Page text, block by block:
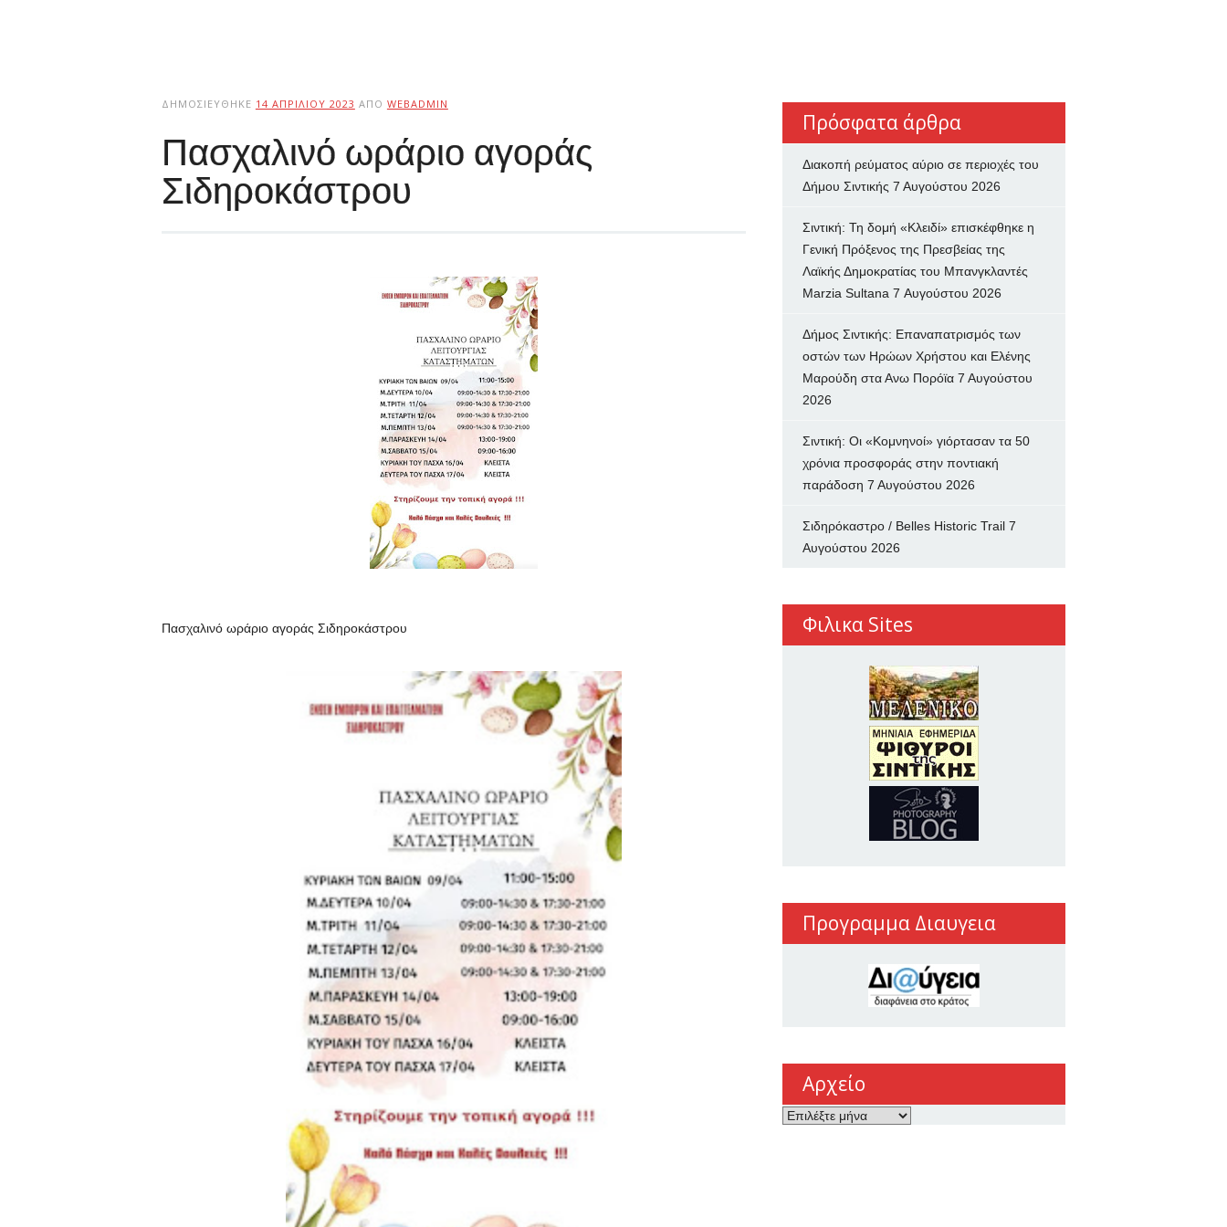
ΔΗΜΟΣΙΕΎΘΗΚΕ 14 ΑΠΡΙΛΊΟΥ 2023 ΑΠΌ WEBADMIN
Πασχαλινό ωράριο αγοράς
Σιδηροκάστρου
Πασχαλινό ωράριο αγοράς Σιδηροκάστρου
Πρόσφατα άρθρα
Διακοπή ρεύματος αύριο σε περιοχές του
Δήμου Σιντικής 7 Αυγούστου 2026
Σιντική: Τη δομή «Κλειδί» επισκέφθηκε η
Γενική Πρόξενος της Πρεσβείας της
Λαϊκής Δημοκρατίας του Μπανγκλαντές
Marzia Sultana 7 Αυγούστου 2026
Δήμος Σιντικής: Επαναπατρισμός των
oστών των Ηρώων Χρήστου και Ελένης
Μαρούδη στα Ανω Πορόϊα 7 Αυγούστου
2026
Σιντική: Οι «Κομνηνοί» γιόρτασαν τα 50
χρόνια προσφοράς στην ποντιακή
παράδοση 7 Αυγούστου 2026
Σιδηρόκαστρο / Belles Historic Trail 7
Αυγούστου 2026
Φιλικα Sites
Προγραμμα Διαυγεια
Αρχείο
Αρχείο